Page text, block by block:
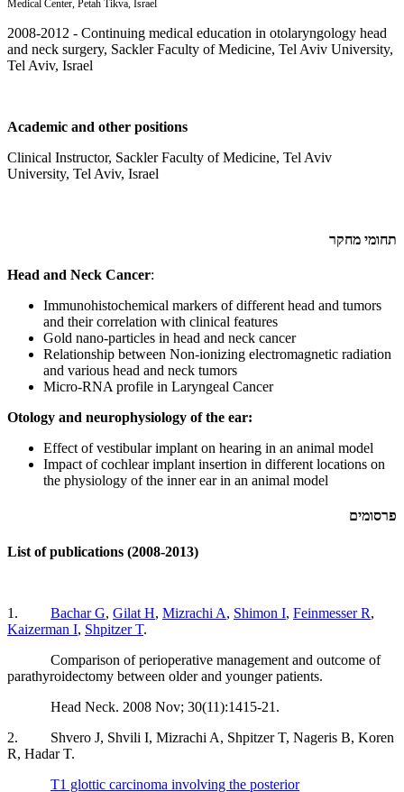
Medical Center, Petah Tikva, Israel
2008-2012 - Continuing medical education in otolaryngology head
and neck surgery, Sackler Faculty of Medicine, Tel Aviv University,
Tel Aviv, Israel
Academic and other positions
Clinical Instructor, Sackler Faculty of Medicine, Tel Aviv
University, Tel Aviv, Israel
תחומי מחקר
Head and Neck Cancer:
Immunohistochemical markers of different head and tumors
and their correlation with clinical features
Gold nano-particles in head and neck cancer
Relationship between Non-ionizing electromagnetic radiation
and various head and neck tumors
Micro-RNA profile in Laryngeal Cancer
Otology and neurophysiology of the ear:
Effect of vestibular implant on hearing in an animal model
Impact of cochlear implant insertion in different locations on
the physiology of the inner ear in an animal model
פרסומים
List of publications (2008-2013)
1. Bachar G, Gilat H, Mizrachi A, Shimon I, Feinmesser R,
Kaizerman I, Shpitzer T.
Comparison of perioperative management and outcome of
parathyroidectomy between older and younger patients.
Head Neck. 2008 Nov; 30(11):1415-21.
2. Shvero J, Shvili I, Mizrachi A, Shpitzer T, Nageris B, Koren
R, Hadar T.
T1 glottic carcinoma involving the posterior